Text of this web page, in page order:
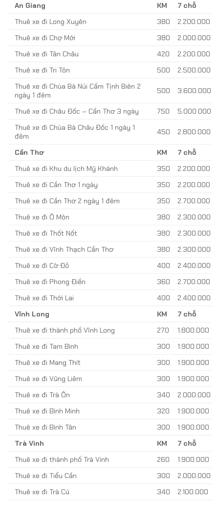
An Giang
KM
7 chỗ
Thuê xe đi Long Xuyên
380
2.200.000
Thuê xe đi Chợ Mới
380
2.000.000
Thuê xe đi Tân Châu
420
2.200.000
Thuê xe đi Tri Tôn
500
2.500.000
Thuê xe đi Chùa Bà Núi Cấm Tịnh Biên 2
ngày 1 đêm
500 3.600.000
Thuê xe đi Châu Đốc – Cần Thơ 3 ngày 750
5.000.000
Thuê xe đi Chùa Bà Châu Đốc 1 ngày 1
đêm
450 2.800.000
Cần Thơ KM
7 chỗ
Thuê xe đi Khu du lịch Mỹ Khánh
350
2.200.000
Thuê xe đi Cần Thơ 1 ngày
350
2.200.000
Thuê xe đi Cần Thơ 2 ngày 1 đêm
350
2.700.000
Thuê xe đi Ô Môn
380
2.300.000
Thuê xe đi Thốt Nốt
380
2.300.000
Thuê xe đi Vĩnh Thạch Cần Thơ
380
2.300.000
Thuê xe đi Cờ Đỏ
400
2.400.000
Thuê xe đi Phong Điền
360
2.700.000
Thuê xe đi Thới Lai
400
2.400.000
Vĩnh Long
KM
7 chỗ
Thuê xe đi thành phố Vĩnh Long
270
1.800.000
Thuê xe đi Tam Bình
300
1.900.000
Thuê xe đi Mang Thít
300
1.900.000
Thuê xe đi Vũng Liêm
300
1.900.000
Thuê xe đi Trà Ôn
340
2.000.000
Thuê xe đi Bình Minh
320
1.900.000
Thuê xe đi Bình Tân
300
1.900.000
Trà Vinh
KM
7 chỗ
Thuê xe đi thành phố Trà Vinh
260
1.900.000
Thuê xe đi Tiểu Cần
300
2.000.000
Thuê xe đi Trà Cú
340
2.100.000